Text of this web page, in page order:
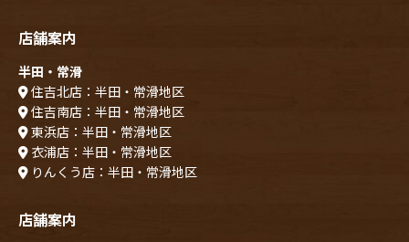
店舗案内
半田・常滑
住吉北店：半田・常滑地区
住吉南店：半田・常滑地区
東浜店：半田・常滑地区
衣浦店：半田・常滑地区
りんくう店：半田・常滑地区
店舗案内